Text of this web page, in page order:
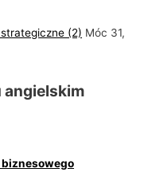
(2) Móc 31,
angielskim